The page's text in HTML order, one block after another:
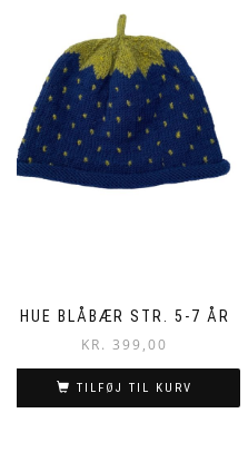
HUE BLÅBÆR STR. 5-7 ÅR
KR. 399,00
TILFØJ TIL KURV